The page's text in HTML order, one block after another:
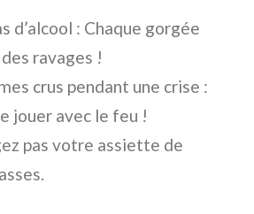
d’alcool : Chaque gorgée
ravages !
crus pendant une crise :
jouer avec le feu !
pas votre assiette de